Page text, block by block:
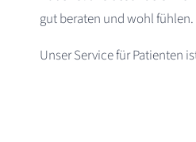
gut beraten und wohl fühlen.
Unser Service für Patienten